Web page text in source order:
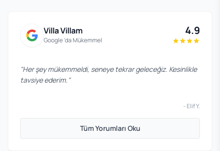
Villa Villam
Google 'da Mükemmel
4.9
"Her şey mükemmeldi, seneye tekrar geleceğiz. Kesinlikle
tavsiye ederim. "
- Elif Y.
Tüm Yorumları Oku